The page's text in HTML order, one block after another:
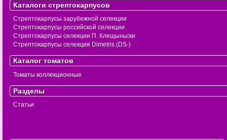
Каталоги стрептокарпусов
Стрептокарпусы зарубежной селекции
Стрептокарпусы российской селекции
Стрептокарпусы селекции П. Клещыньски
Стрептокарпусы селекция Dimetris (DS-)
Каталог томатов
Томаты коллекционные
Разделы
Статьи